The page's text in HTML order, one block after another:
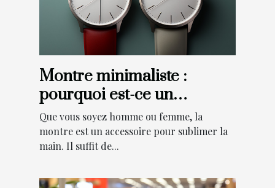
Montre minimaliste :
pourquoi est-ce un
meilleur choix ?
Que vous soyez homme ou femme, la
montre est un accessoire pour sublimer la
main. Il suffit de...